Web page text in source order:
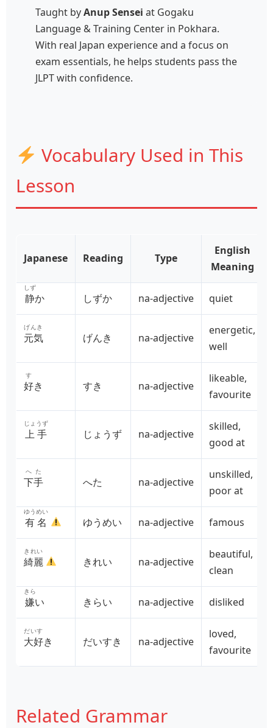
Taught byAnup Sensei at Gogaku
Language & Training Center in Pokhara.
With real Japan experience and a focus on
exam essentials, he helps students pass the
JLPT with confidence.
Vocabulary Used in This
Lesson
Japanese Reading Type
English
Meaning
静
しず
か しずか na‑adjective quiet
元気
げんき
げんき na‑adjective
energetic,
well
好
す
き すき na‑adjective
likeable,
favourite
上手
じょうず
じょうず na‑adjective
skilled,
good at
下手
へた
へた na‑adjective
unskilled,
poor at
有名
ゆうめい
ゆうめい na‑adjective famous
綺麗
きれい
きれい na‑adjective
beautiful,
clean
嫌
きら
い きらい na‑adjective disliked
大好
だいす
き だいすき na‑adjective
loved,
favourite
Related Grammar